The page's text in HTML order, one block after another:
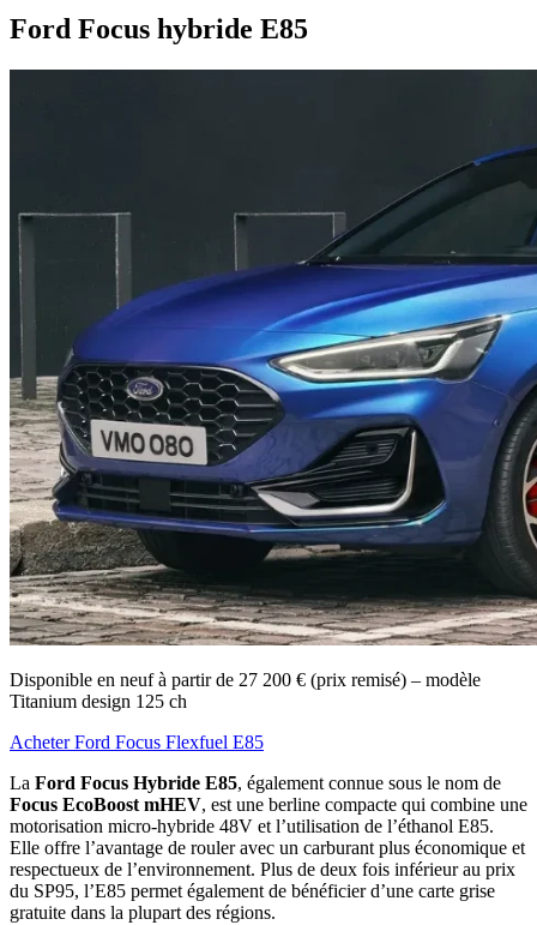
Ford Focus hybride E85
Disponible en neuf à partir de 27 200 € (prix remisé) – modèle
Titanium design 125 ch
Acheter Ford Focus Flexfuel E85
La Ford Focus Hybride E85, également connue sous le nom de
Focus EcoBoost mHEV, est une berline compacte qui combine une
motorisation micro-hybride 48V et l’utilisation de l’éthanol E85.
Elle offre l’avantage de rouler avec un carburant plus économique et
respectueux de l’environnement. Plus de deux fois inférieur au prix
du SP95, l’E85 permet également de bénéficier d’une carte grise
gratuite dans la plupart des régions.